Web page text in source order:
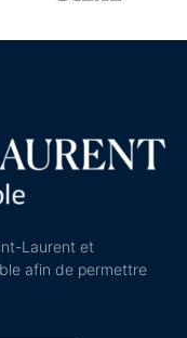
Laurent et
afin de permettre